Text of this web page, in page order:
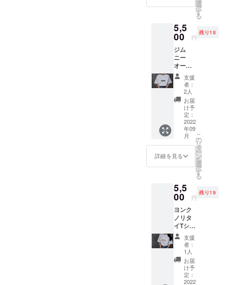
都合等
出荷時
期が遅
れる場
合があ
りま
す。 ※
税込、
送料込
みの価
格で
す。
選
択
す
る
5,5
00 円
残り18
ジム
ニー
オー
ナーT
シャツ
※モデル
157cm
、Lサイ
ズ着用
※使用素
材の供
給状
況、製
造上の
都合等
により
期が遅
れる場
合があ
りま
す。 ※
税込、
送料込
みの価
格で
す。
支援
者：
2人
お届
け予
定：
2022
年09
月
詳細を見る
こ
の
リ
タ
ー
ン
を
選
択
す
る
5,5
00 円
残り19
ヨンク
ノリタ
イTシャ
ツ ※モ
デル
157cm
、Lサイ
ズ着用
※使用素
材の供
支援
者：
1人
お届
け予
定：
2022